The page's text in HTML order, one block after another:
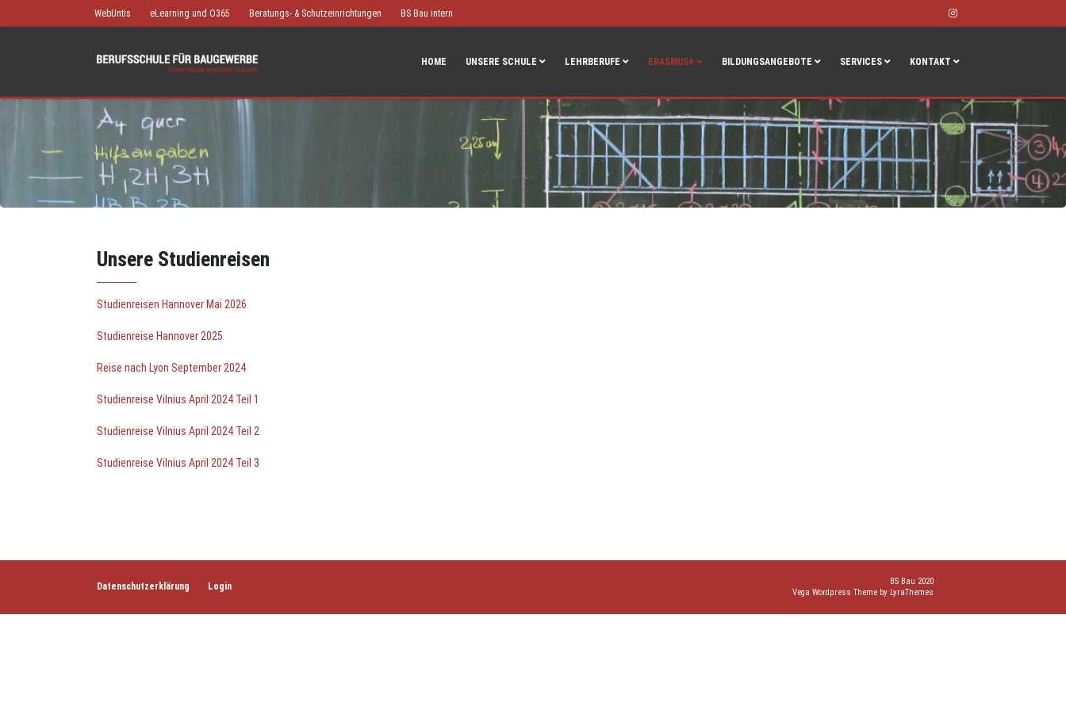
WebUntis eLearning und O365 Beratungs- & Schutzeinrichtungen BS Bau intern
HOME UNSERE SCHULE LEHRBERUFE ERASMUS+ BILDUNGSANGEBOTE SERVICES KONTAKT
Unsere Studienreisen
Studienreisen Hannover Mai 2026
Studienreise Hannover 2025
Reise nach Lyon September 2024
Studienreise Vilnius April 2024 Teil 1
Studienreise Vilnius April 2024 Teil 2
Studienreise Vilnius April 2024 Teil 3
Datenschutzerklärung Login
BS Bau 2020
Vega Wordpress Theme by LyraThemes